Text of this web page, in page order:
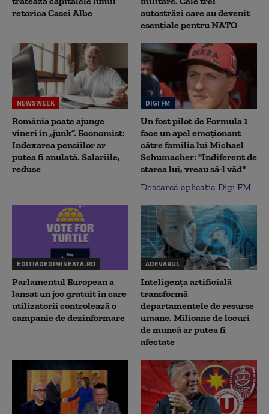
retorica Casei Albe
autostrăzi care au devenit
esențiale pentru NATO
NEWSWEEK
România poate ajunge
vineri în „junk”. Economist:
Indexarea pensiilor ar
putea fi anulată. Salariile,
reduse
DIGI FM
Un fost pilot de Formula 1
face un apel emoționant
către familia lui Michael
Schumacher: "Indiferent de
starea lui, vreau să-l văd"
Descarcă aplicația Digi FM
EDITIADEDIMINEATA.RO
Parlamentul European a
lansat un joc gratuit în care
utilizatorii controlează o
campanie de dezinformare
ADEVARUL
Inteligența artificială
transformă
departamentele de resurse
umane. Milioane de locuri
de muncă ar putea fi
afectate